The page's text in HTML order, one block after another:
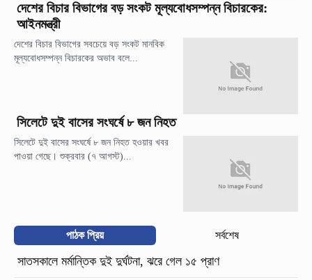
দেশের বিচার বিভাগের বড় সংকট মূল্যবোধসম্পন্ন বিচারকের:
আইনমন্ত্রী
দেশের বিচার বিভাগের সবচেয়ে বড় সংকট মানবিক
মূল্যবোধসম্পন্ন বিচারকের অভাব বলে...
সিলেটে দুই বাসের সংঘর্ষে ৮ জন নিহত
সিলেটে দুই বাসের সংঘর্ষে ৮ জন নিহত হওয়ার খবর
পাওয়া গেছে। শুক্রবার (৭ আগস্ট)...
পাঠক প্রিয় সর্বশেষ
সাতসকালে মর্মান্তিক দুই দুর্ঘটনা, ঝরে গেল ১৫ প্রাণ